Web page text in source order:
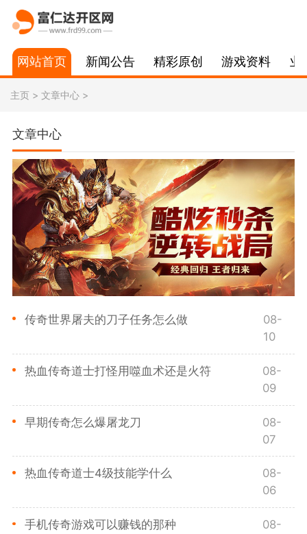
网站首页 新闻公告 精彩原创 游戏资料 业
主页 > 文章中心 >
文章中心
传奇世界屠夫的刀子任务怎么做
08-
10
热血传奇道士打怪用噬血术还是火符
08-
09
早期传奇怎么爆屠龙刀
08-
07
热血传奇道士4级技能学什么
08-
06
手机传奇游戏可以赚钱的那种
08-